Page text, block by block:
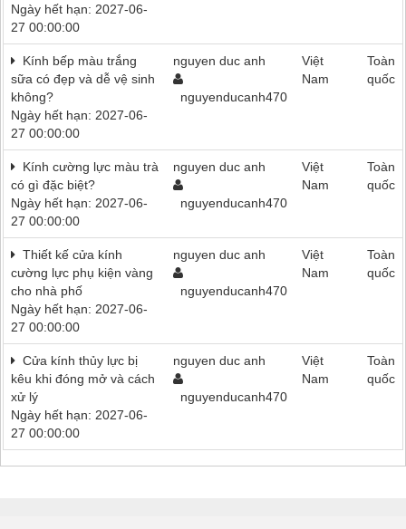
Ngày hết hạn: 2027-06-
27 00:00:00
Kính bếp màu trắng
sữa có đẹp và dễ vệ sinh
không?
Ngày hết hạn: 2027-06-
27 00:00:00
nguyen duc anh
nguyenducanh470
Việt
Nam
Toàn
quốc
Kính cường lực màu trà
có gì đặc biệt?
Ngày hết hạn: 2027-06-
27 00:00:00
nguyen duc anh
nguyenducanh470
Việt
Nam
Toàn
quốc
Thiết kế cửa kính
cường lực phụ kiện vàng
cho nhà phố
Ngày hết hạn: 2027-06-
27 00:00:00
nguyen duc anh
nguyenducanh470
Việt
Nam
Toàn
quốc
Cửa kính thủy lực bị
kêu khi đóng mở và cách
xử lý
Ngày hết hạn: 2027-06-
27 00:00:00
nguyen duc anh
nguyenducanh470
Việt
Nam
Toàn
quốc